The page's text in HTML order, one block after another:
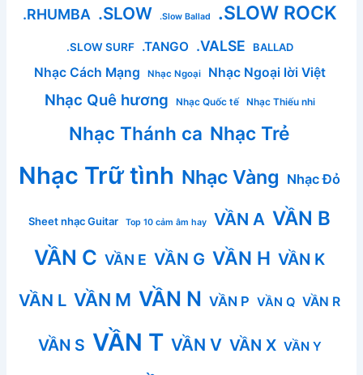
.RHUMBA .SLOW .Slow Ballad .SLOW ROCK
.SLOW SURF .TANGO .VALSE BALLAD
Nhạc Cách Mạng Nhạc Ngoại Nhạc Ngoại lời Việt
Nhạc Quê hương Nhạc Quốc tế Nhạc Thiếu nhi
Nhạc Thánh ca Nhạc Trẻ
Nhạc Trữ tình Nhạc Vàng Nhạc Đỏ
Sheet nhạc Guitar Top 10 cảm âm hay VẦN A VẦN B
VẦN C VẦN E VẦN G VẦN H VẦN K
VẦN L VẦN M VẦN N VẦN P VẦN Q VẦN R
VẦN S VẦN T VẦN V VẦN X VẦN Y